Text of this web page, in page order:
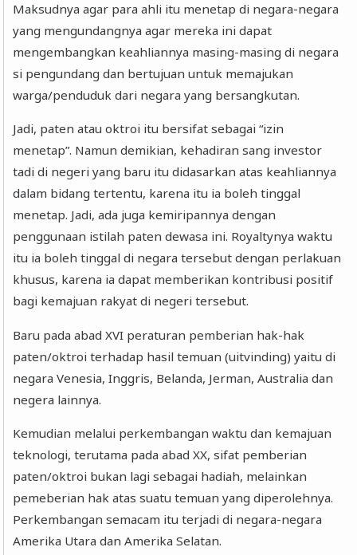
Maksudnya agar para ahli itu menetap di negara-negara
yang mengundangnya agar mereka ini dapat
mengembangkan keahliannya masing-masing di negara
si pengundang dan bertujuan untuk memajukan
warga/penduduk dari negara yang bersangkutan.
Jadi, paten atau oktroi itu bersifat sebagai “izin
menetap”. Namun demikian, kehadiran sang investor
tadi di negeri yang baru itu didasarkan atas keahliannya
dalam bidang tertentu, karena itu ia boleh tinggal
menetap. Jadi, ada juga kemiripannya dengan
penggunaan istilah paten dewasa ini. Royaltynya waktu
itu ia boleh tinggal di negara tersebut dengan perlakuan
khusus, karena ia dapat memberikan kontribusi positif
bagi kemajuan rakyat di negeri tersebut.
Baru pada abad XVI peraturan pemberian hak-hak
paten/oktroi terhadap hasil temuan (uitvinding) yaitu di
negara Venesia, Inggris, Belanda, Jerman, Australia dan
negera lainnya.
Kemudian melalui perkembangan waktu dan kemajuan
teknologi, terutama pada abad XX, sifat pemberian
paten/oktroi bukan lagi sebagai hadiah, melainkan
pemeberian hak atas suatu temuan yang diperolehnya.
Perkembangan semacam itu terjadi di negara-negara
Amerika Utara dan Amerika Selatan.